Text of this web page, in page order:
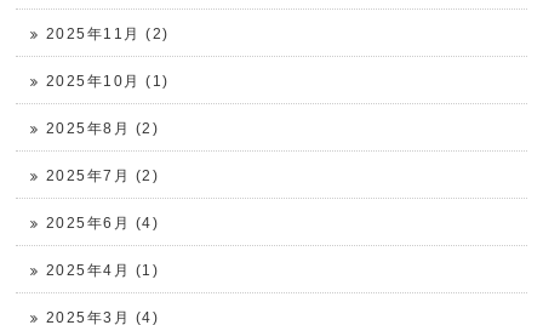
2025年11月 (2)
2025年10月 (1)
2025年8月 (2)
2025年7月 (2)
2025年6月 (4)
2025年4月 (1)
2025年3月 (4)